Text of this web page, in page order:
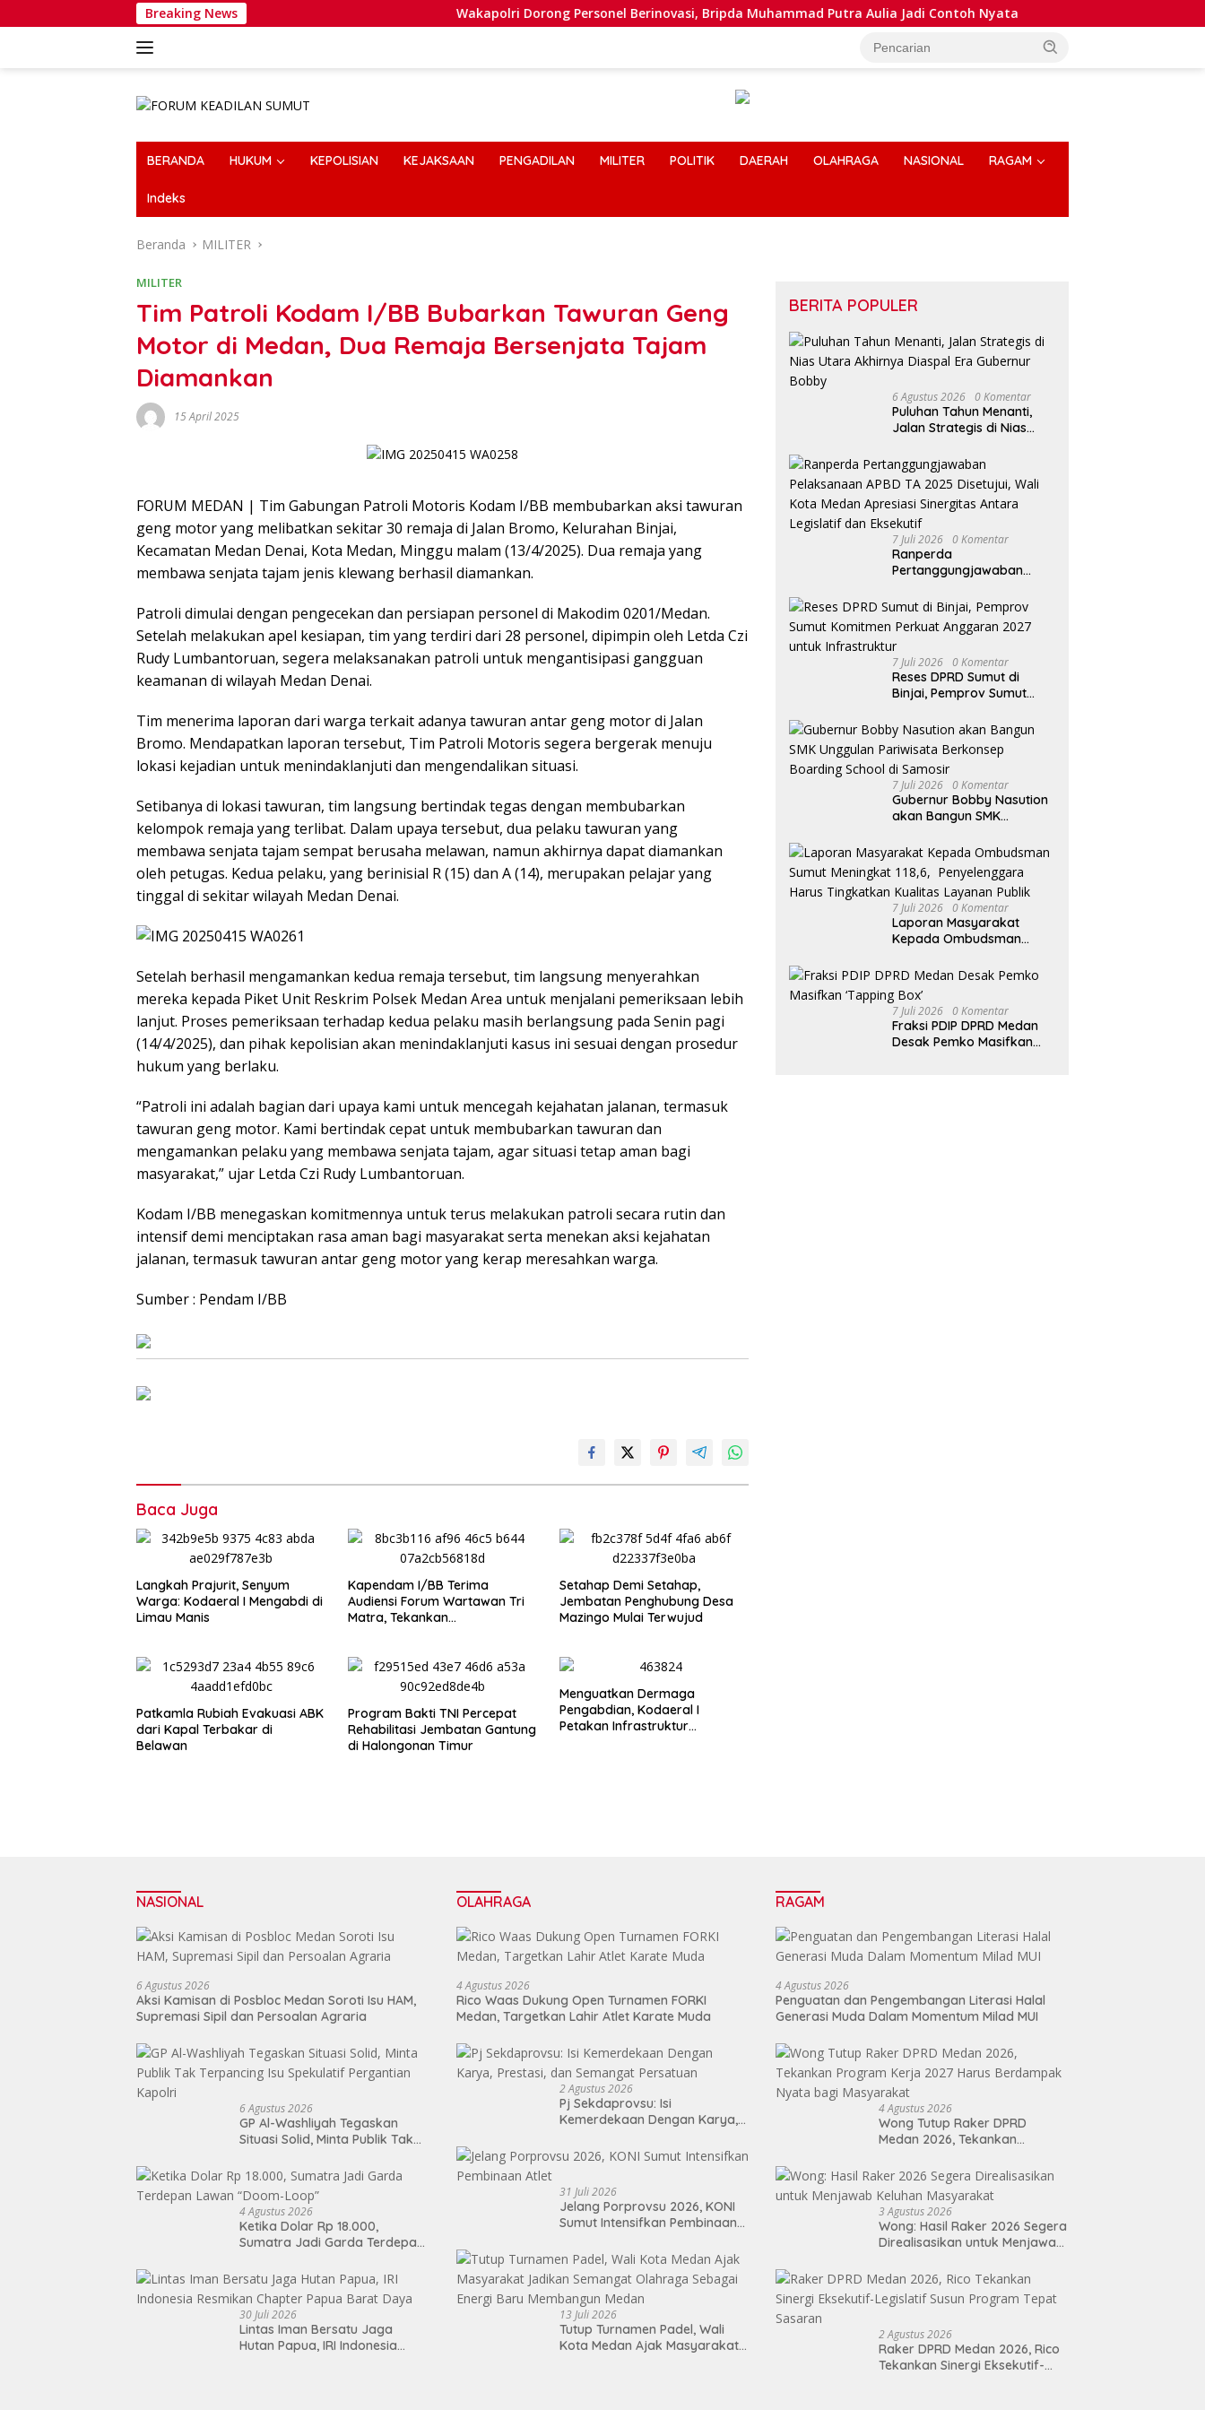
ke
Breaking News Wakapolri Dorong Personel Berinovasi, Bripda Muhammad Putra Aulia Jadi Contoh Nyata Dansatlat Brimob Korbrimob
BERANDA HUKUM KEPOLISIAN KEJAKSAAN PENGADILAN MILITER POLITIK DAERAH OLAHRAGA NASIONAL RAGAM
Indeks
Beranda MILITER
MILITER
Tim Patroli Kodam I/BB Bubarkan Tawuran Geng
Motor di Medan, Dua Remaja Bersenjata Tajam
Diamankan
15 April 2025
FORUM MEDAN | Tim Gabungan Patroli Motoris Kodam I/BB membubarkan aksi tawuran
geng motor yang melibatkan sekitar 30 remaja di Jalan Bromo, Kelurahan Binjai,
Kecamatan Medan Denai, Kota Medan, Minggu malam (13/4/2025). Dua remaja yang
membawa senjata tajam jenis klewang berhasil diamankan.
Patroli dimulai dengan pengecekan dan persiapan personel di Makodim 0201/Medan.
Setelah melakukan apel kesiapan, tim yang terdiri dari 28 personel, dipimpin oleh Letda Czi
Rudy Lumbantoruan, segera melaksanakan patroli untuk mengantisipasi gangguan
keamanan di wilayah Medan Denai.
Tim menerima laporan dari warga terkait adanya tawuran antar geng motor di Jalan
Bromo. Mendapatkan laporan tersebut, Tim Patroli Motoris segera bergerak menuju
lokasi kejadian untuk menindaklanjuti dan mengendalikan situasi.
Setibanya di lokasi tawuran, tim langsung bertindak tegas dengan membubarkan
kelompok remaja yang terlibat. Dalam upaya tersebut, dua pelaku tawuran yang
membawa senjata tajam sempat berusaha melawan, namun akhirnya dapat diamankan
oleh petugas. Kedua pelaku, yang berinisial R (15) dan A (14), merupakan pelajar yang
tinggal di sekitar wilayah Medan Denai.
Setelah berhasil mengamankan kedua remaja tersebut, tim langsung menyerahkan
mereka kepada Piket Unit Reskrim Polsek Medan Area untuk menjalani pemeriksaan lebih
lanjut. Proses pemeriksaan terhadap kedua pelaku masih berlangsung pada Senin pagi
(14/4/2025), dan pihak kepolisian akan menindaklanjuti kasus ini sesuai dengan prosedur
hukum yang berlaku.
“Patroli ini adalah bagian dari upaya kami untuk mencegah kejahatan jalanan, termasuk
tawuran geng motor. Kami bertindak cepat untuk membubarkan tawuran dan
mengamankan pelaku yang membawa senjata tajam, agar situasi tetap aman bagi
masyarakat,” ujar Letda Czi Rudy Lumbantoruan.
Kodam I/BB menegaskan komitmennya untuk terus melakukan patroli secara rutin dan
intensif demi menciptakan rasa aman bagi masyarakat serta menekan aksi kejahatan
jalanan, termasuk tawuran antar geng motor yang kerap meresahkan warga.
Sumber : Pendam I/BB
Baca Juga
‎Langkah Prajurit, Senyum
Warga: Kodaeral I Mengabdi di
Limau Manis
Kapendam I/BB Terima
Audiensi Forum Wartawan Tri
Matra, Tekankan
Setahap Demi Setahap,
Jembatan Penghubung Desa
Mazingo Mulai Terwujud
Patkamla Rubiah Evakuasi ABK
dari Kapal Terbakar di
Belawan
Program Bakti TNI Percepat
Rehabilitasi Jembatan Gantung
di Halongonan Timur
Menguatkan Dermaga
Pengabdian, Kodaeral I
Petakan Infrastruktur
BERITA POPULER
6 Agustus 2026 0 Komentar
Puluhan Tahun Menanti,
Jalan Strategis di Nias
Era Gubernur Bobby
7 Juli 2026 0 Komentar
Ranperda
Pertanggungjawaban
2025 Disetujui, Wali Kota
Medan Apresiasi Sinergitas
Antara Legislatif dan
Eksekutif
7 Juli 2026 0 Komentar
Reses DPRD Sumut di
Binjai, Pemprov Sumut
Anggaran 2027 untuk
Infrastruktur
7 Juli 2026 0 Komentar
Gubernur Bobby Nasution
akan Bangun SMK
Berkonsep Boarding
School di Samosir
7 Juli 2026 0 Komentar
Laporan Masyarakat
Kepada Ombudsman
Penyelenggara Harus
Tingkatkan Kualitas
Layanan Publik
7 Juli 2026 0 Komentar
Fraksi PDIP DPRD Medan
Desak Pemko Masifkan
NASIONAL
6 Agustus 2026
Aksi Kamisan di Posbloc Medan Soroti Isu HAM,
Supremasi Sipil dan Persoalan Agraria
6 Agustus 2026
GP Al-Washliyah Tegaskan
Situasi Solid, Minta Publik Tak
Pergantian Kapolri
4 Agustus 2026
Ketika Dolar Rp 18.000,
Sumatra Jadi Garda Terdepan
30 Juli 2026
Lintas Iman Bersatu Jaga
Hutan Papua, IRI Indonesia
OLAHRAGA
4 Agustus 2026
Rico Waas Dukung Open Turnamen FORKI
Medan, Targetkan Lahir Atlet Karate Muda
2 Agustus 2026
Pj Sekdaprovsu: Isi
Kemerdekaan Dengan Karya,
Persatuan
31 Juli 2026
Jelang Porprovsu 2026, KONI
Sumut Intensifkan Pembinaan
13 Juli 2026
Tutup Turnamen Padel, Wali
Kota Medan Ajak Masyarakat
RAGAM
4 Agustus 2026
Penguatan dan Pengembangan Literasi Halal
Generasi Muda Dalam Momentum Milad MUI
4 Agustus 2026
Wong Tutup Raker DPRD
Medan 2026, Tekankan
Berdampak Nyata bagi
Masyarakat
3 Agustus 2026
Wong: Hasil Raker 2026 Segera
Direalisasikan untuk Menjawab
2 Agustus 2026
Raker DPRD Medan 2026, Rico
Tekankan Sinergi Eksekutif-